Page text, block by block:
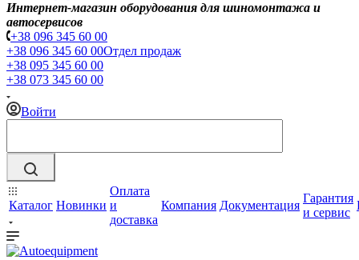
Интернет-магазин оборудования для шиномонтажа и
автосервисов
+38 096 345 60 00
+38 096 345 60 00Отдел продаж
+38 095 345 60 00
+38 073 345 60 00
Войти
Каталог Новинки
Оплата
и
доставка
Компания Документация
Гарантия
и сервис